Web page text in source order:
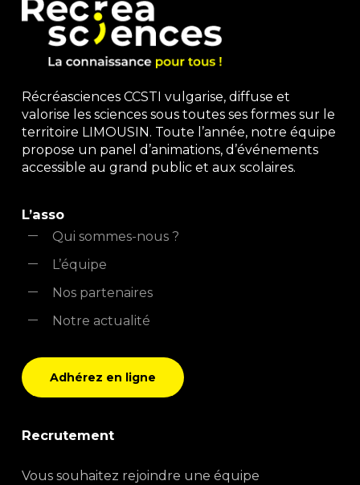
Récréasciences CCSTI vulgarise, diffuse et
valorise les sciences sous toutes ses formes sur le
territoire LIMOUSIN. Toute l’année, notre équipe
propose un panel d’animations, d’événements
accessible au grand public et aux scolaires.
L’asso
Qui sommes-nous ?
L’équipe
Nos partenaires
Notre actualité
Adhérez en ligne
Recrutement
Vous souhaitez rejoindre une équipe